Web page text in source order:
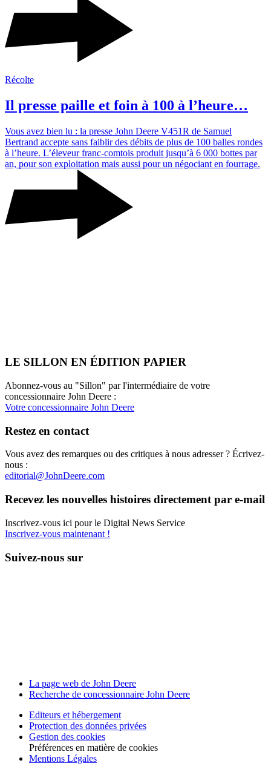
Récolte
Il presse paille et foin à 100 à l’heure…
Vous avez bien lu : la presse John Deere V451R de Samuel
Bertrand accepte sans faiblir des débits de plus de 100 balles rondes
à l’heure. L’éleveur franc-comtois produit jusqu’à 6 000 bottes par
an, pour son exploi­ta­tion mais aussi pour un négo­ciant en four­rage.
LE SILLON EN ÉDITION PAPIER
Abonnez-vous au "Sillon" par l'intermédiaire de votre
concessionnaire John Deere :
Votre concessionnaire John Deere
Restez en contact
Vous avez des remarques ou des critiques à nous adresser ? Écrivez-
nous :
editorial@JohnDeere.com
Recevez les nouvelles histoires direc­te­ment par e-mail
Inscrivez-vous ici pour le Digital News Service
Inscrivez-vous maintenant !
Suivez-nous sur
La page web de John Deere
Recherche de conces­sion­naire John Deere
Editeurs et héber­ge­ment
Protec­tion des données privées
Gestion des cookies
Préférences en matière de cookies
Mentions Légales